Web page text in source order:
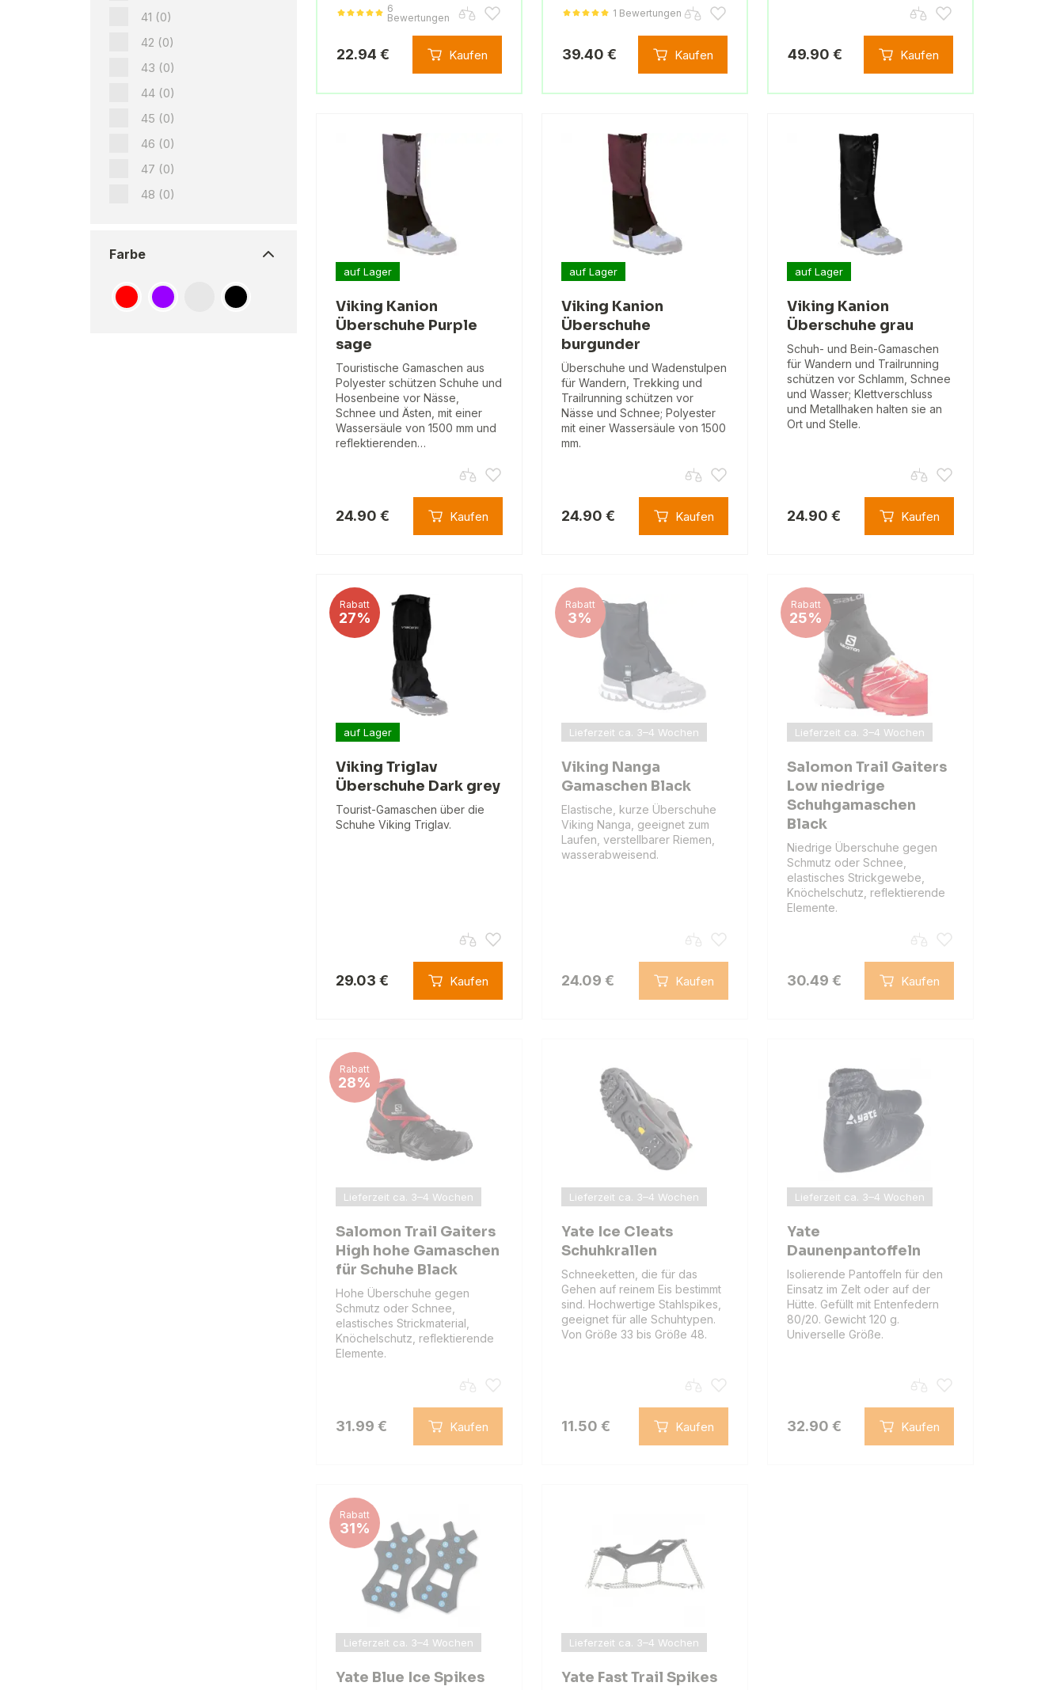
41 (0)
42 (0)
43 (0)
44 (0)
45 (0)
46 (0)
47 (0)
48 (0)
Farbe
6
Bewertungen
22.94 € Kaufen
1 Bewertungen
39.40 € Kaufen 49.90 € Kaufen
auf Lager
Viking Kanion
Überschuhe Purple
sage
Touristische Gamaschen aus
Polyester schützen Schuhe und
Hosenbeine vor Nässe,
Schnee und Ästen, mit einer
Wassersäule von 1500 mm und
reflektierenden…
24.90 € Kaufen
auf Lager
Viking Kanion
Überschuhe
burgunder
Überschuhe und Wadenstulpen
für Wandern, Trekking und
Trailrunning schützen vor
Nässe und Schnee; Polyester
mit einer Wassersäule von 1500
mm.
24.90 € Kaufen
auf Lager
Viking Kanion
Überschuhe grau
Schuh- und Bein-Gamaschen
für Wandern und Trailrunning
schützen vor Schlamm, Schnee
und Wasser; Klettverschluss
und Metallhaken halten sie an
Ort und Stelle.
24.90 € Kaufen
Rabatt
27%
auf Lager
Viking Triglav
Überschuhe Dark grey
Tourist-Gamaschen über die
Schuhe Viking Triglav.
29.03 € Kaufen
Rabatt
3%
Lieferzeit ca. 3–4 Wochen
Viking Nanga
Gamaschen Black
Elastische, kurze Überschuhe
Viking Nanga, geeignet zum
Laufen, verstellbarer Riemen,
wasserabweisend.
24.09 € Kaufen
Rabatt
25%
Lieferzeit ca. 3–4 Wochen
Salomon Trail Gaiters
Low niedrige
Schuhgamaschen
Black
Niedrige Überschuhe gegen
Schmutz oder Schnee,
elastisches Strickgewebe,
Knöchelschutz, reflektierende
Elemente.
30.49 € Kaufen
Rabatt
28%
Lieferzeit ca. 3–4 Wochen
Salomon Trail Gaiters
High hohe Gamaschen
für Schuhe Black
Hohe Überschuhe gegen
Schmutz oder Schnee,
elastisches Strickmaterial,
Knöchelschutz, reflektierende
Elemente.
31.99 € Kaufen
Lieferzeit ca. 3–4 Wochen
Yate Ice Cleats
Schuhkrallen
Schneeketten, die für das
Gehen auf reinem Eis bestimmt
sind. Hochwertige Stahlspikes,
geeignet für alle Schuhtypen.
Von Größe 33 bis Größe 48.
11.50 € Kaufen
Lieferzeit ca. 3–4 Wochen
Yate
Daunenpantoffeln
Isolierende Pantoffeln für den
Einsatz im Zelt oder auf der
Hütte. Gefüllt mit Entenfedern
80/20. Gewicht 120 g.
Universelle Größe.
32.90 € Kaufen
Rabatt
31%
Lieferzeit ca. 3–4 Wochen
Yate Blue Ice Spikes
Lieferzeit ca. 3–4 Wochen
Yate Fast Trail Spikes